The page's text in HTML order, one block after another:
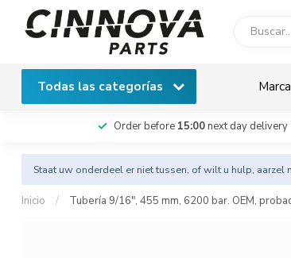
Todas las categorías
Order before 15:00next day delivery
Staat uw onderdeel er niet tussen, of wilt u hulp, aarzel
Inicio / Tubería 9/16", 455 mm, 6200 bar. OEM,